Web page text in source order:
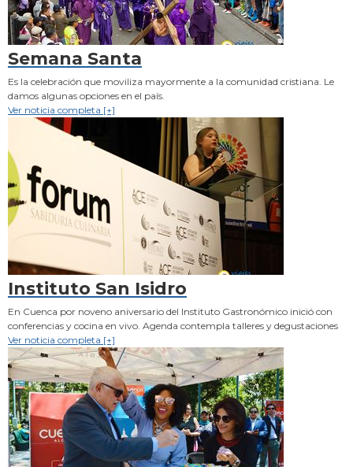
Semana Santa
Es la celebración que moviliza mayormente a la comunidad cristiana. Le
damos algunas opciones en el país.
Ver noticia completa [+]
Instituto San Isidro
En Cuenca por noveno aniversario del Instituto Gastronómico inició con
conferencias y cocina en vivo. Agenda contempla talleres y degustaciones
Ver noticia completa [+]